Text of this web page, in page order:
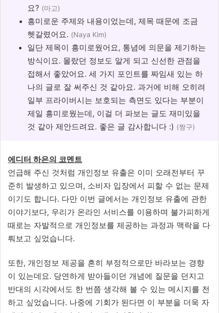
요? (마고)
흥미로운 주제와 내용이었는데, 제목 때문에 조금
헷갈렸어요. (Naya Kim)
일단 제목이 흥미로웠어요, 통념에 의문을 제기하는
방식이요. 몰랐던 정보도 알게 되고 신선한 관점을
접해서 좋았어요. 세 가지 포인트를 짜임새 있는 하
나의 글로 잘 써주신 것 같아요. 과거에 비해 오히려
일부 프라이버시는 보호되는 측면도 있다는 부분이
제일 흥미로웠는데, 이걸 더 파보는 글도 재미있을
것 같아 제안드려요. 좋은 글 감사합니다 :) (짱구)
에디터 하은의 코멘트
언급해 주신 것처럼 개인정보 유출은 이미 오래전부터 꾸
준히 발생하고 있으며, 소비자 입장에서 피할 수 없는 문제
이기도 합니다. 다만 이번 글에서는 개인정보 유출에 관한
이야기보다, 우리가 온라인 서비스를 이용하며 불가피하게
때로는 자발적으로 개인정보를 제공하는 과정과 맥락을 다
뤄보고 싶었습니다.
또한, 개인정보 제공을 흔히 부정적으로만 바라보는 경향
이 있는데요. 당연하게 받아들이던 개념에 질문을 던지고
반대의 시각에서도 한 번쯤 생각해 볼 수 있는 메시지를 전
하고 싶었습니다. 나중에 기회가 된다면 이 부분을 더욱 자